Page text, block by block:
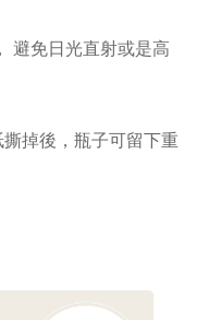
避免日光直射或是高
掉後，瓶子可留下重